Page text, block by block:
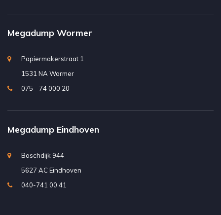
Megadump Wormer
Papiermakerstraat 1
1531 NA Wormer
075 - 74 000 20
Megadump Eindhoven
Boschdijk 944
5627 AC Eindhoven
040-741 00 41